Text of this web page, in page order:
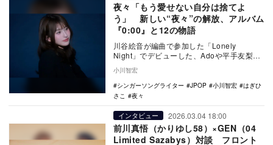
夜々「もう愛せない自分は捨てよ
う」 新しい“夜々”の解放、アルバム
『0:00』と12の物語
川谷絵音が編曲で参加した「Lonely
Night」でデビューした、Adoや平手友梨奈
らを擁するクラウドナイン所属のシンガー
ソン…
小川智宏
シンガーソングライター
JPOP 小川智宏
はぎひ
さこ
夜々
インタビュー 2026.03.04 18:00
前川真悟（かりゆし58）×GEN（04
Limited Sazabys）対談 フロント